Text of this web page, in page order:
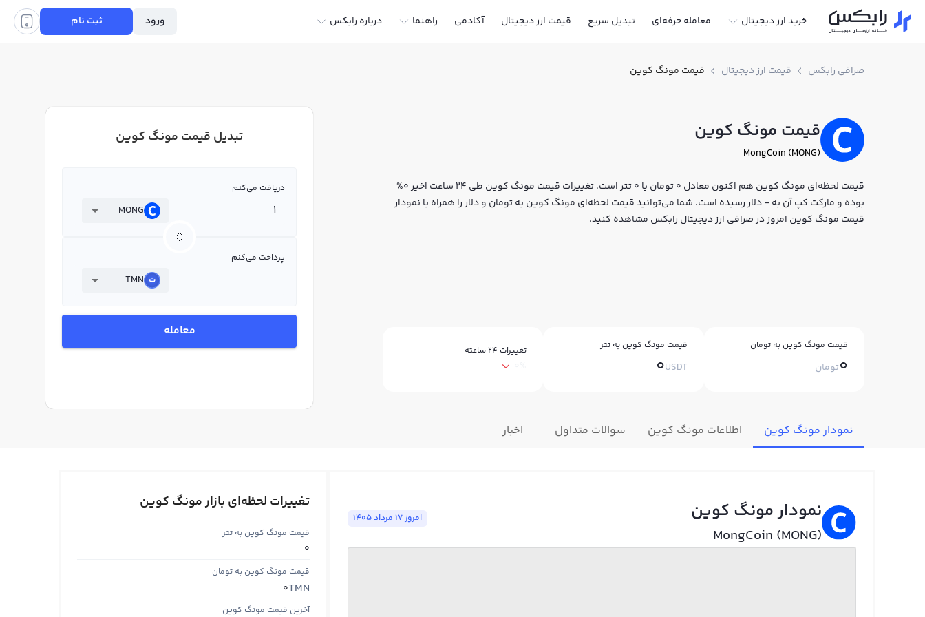
خرید ارز دیجیتال معامله حرفه‌ای تبدیل سریع قیمت ارز دیجیتال آکادمی راهنما درباره رابکس ورود ثبت نام
صرافی رابکس قیمت ارز دیجیتال قیمت مونگ کوین
قیمت مونگ کوین
MongCoin (MONG)
قیمت لحظه‌ای مونگ کوین هم اکنون معادل 0 تومان یا 0 تتر است. تغییرات قیمت مونگ کوین طی 24 ساعت اخیر 0%
بوده و مارکت کپ آن به - دلار رسیده است. شما می‌توانید قیمت لحظه‌ای مونگ کوین به تومان و دلار را همراه با نمودار
قیمت مونگ کوین امروز در صرافی ارز دیجیتال رابکس مشاهده کنید.
قیمت مونگ کوین به تومان
0تومان
قیمت مونگ کوین به تتر
0USDT
تغییرات ۲۴ ساعته
تبدیل قیمت مونگ کوین
دریافت می‌کنم
MONG
پرداخت می‌کنم
TMN
معامله
نمودار مونگ کوین اطلاعات مونگ کوین سوالات متداول اخبار
نمودار مونگ کوین
MongCoin (MONG)
امروز ١٧ مرداد ١٤٠٥
تغییرات لحظه‌ای بازار مونگ کوین
قیمت مونگ کوین به تتر
0
قیمت مونگ کوین به تومان
TMN
0
آخرین قیمت مونگ کوین